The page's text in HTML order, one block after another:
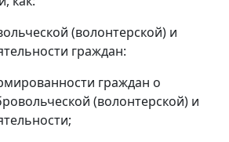
(волонтерской) и
граждан:
граждан о
(волонтерской) и